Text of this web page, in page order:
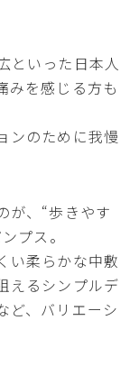
といった日本人
みを感じる方も
ンのために我慢
が、“歩きやす
プス。
い柔らかな中敷
えるシンプルデ
ど、バリエーシ